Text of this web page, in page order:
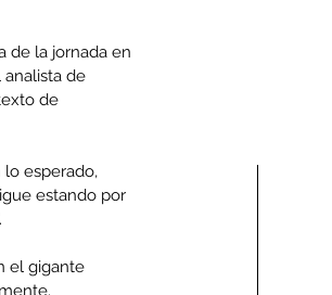
de la jornada en
analista de
de
lo esperado,
estando por
el gigante